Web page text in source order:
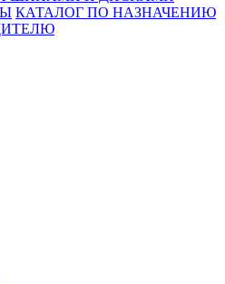
КАТАЛОГ ПО НАЗНАЧЕНИЮ